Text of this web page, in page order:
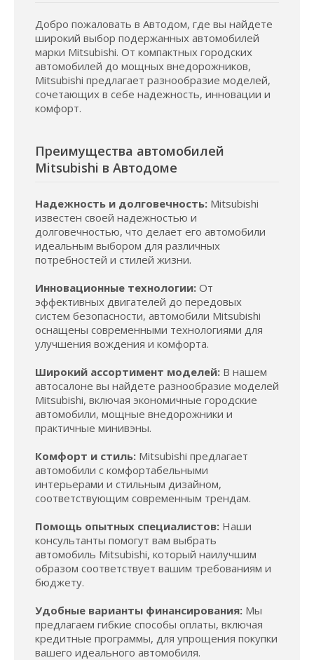
Добро пожаловать в Автодом, где вы найдете
широкий выбор подержанных автомобилей
марки Mitsubishi. От компактных городских
автомобилей до мощных внедорожников,
Mitsubishi предлагает разнообразие моделей,
сочетающих в себе надежность, инновации и
комфорт.
Преимущества автомобилей
Mitsubishi в Автодоме
Надежность и долговечность: Mitsubishi
известен своей надежностью и
долговечностью, что делает его автомобили
идеальным выбором для различных
потребностей и стилей жизни.
Инновационные технологии: От
эффективных двигателей до передовых
систем безопасности, автомобили Mitsubishi
оснащены современными технологиями для
улучшения вождения и комфорта.
Широкий ассортимент моделей: В нашем
автосалоне вы найдете разнообразие моделей
Mitsubishi, включая экономичные городские
автомобили, мощные внедорожники и
практичные минивэны.
Комфорт и стиль: Mitsubishi предлагает
автомобили с комфортабельными
интерьерами и стильным дизайном,
соответствующим современным трендам.
Помощь опытных специалистов: Наши
консультанты помогут вам выбрать
автомобиль Mitsubishi, который наилучшим
образом соответствует вашим требованиям и
бюджету.
Удобные варианты финансирования: Мы
предлагаем гибкие способы оплаты, включая
кредитные программы, для упрощения покупки
вашего идеального автомобиля.